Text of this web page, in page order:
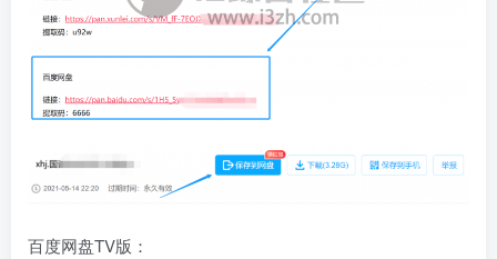
百度网盘TV版：